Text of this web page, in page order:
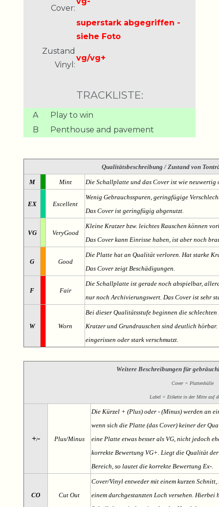
Cover:
superstark abgegriffen -
siehe Foto
Zustand
Vinyl:
vg/vg+
TRACKLISTE:
A
Play to win
B
Penthouse and pavement
Qualitätsbeschreibung / Zustand von
M Mint Die Schallplatte und das Cover ist wie
EX Excellent
Wenig Gebrauchsspuren, geringfügige
Das Cover ist geringfügig abgenutzt.
VG VeryGood
Kleine Kratzer bzw. leichtes Rauschen können
Das Cover kann Einrisse haben, ist aber noch
G Good
Die Platte hat an Qualität verloren. Hat starke
Das Cover zeigt Beschädigungen.
F Fair
Die Schallplatte ist gerade noch abspielbar,
nur noch Archivierungswert. Das Cover ist sehr
W Worn
Bei dieser Qualitätsstufe beginnen die
Kratzer und Grundrauschen sind deutlich
eingerissen oder stark verschmutzt.
Weitere Beschreibungen für
Cover = Plattenhülle
Label = Etikette in der Mitte auf
+/- Plus/Minus
Die Kürzel + (Plus) oder - (Minus) werden an
wenn sich die Platte (das Cover) keiner der
eine Platte etwas besser als VG, nicht jedoch
korrekte Bewertung VG+. Liegt die Qualität
Bereich, so lautet die korrekte Bewertung Ex-.
CO Cut Out
Cover/Vinyl entweder mit einem kurzen
einem durchgestanzten Loch versehen. Hierbei